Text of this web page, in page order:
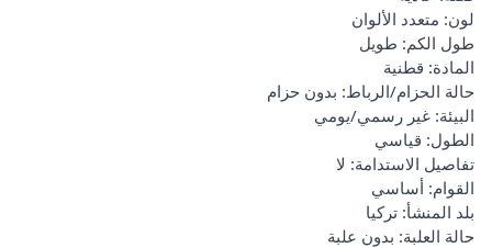
لون: متعدد الألوان
طول الكم: طويل
المادة: قطنية
حالة الحزام/الرباط: بدون حزام
البيئة: غير رسمي/يومي
الطول: قياسي
تفاصيل الاستدامة: لا
القوام: أساسي
بلد المنشأ: تركيا
حالة العلبة: بدون علبة